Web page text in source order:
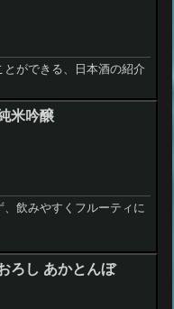
ができる、日本酒の紹介
米吟醸
飲みやすくフルーティに
ろし あかとんぼ